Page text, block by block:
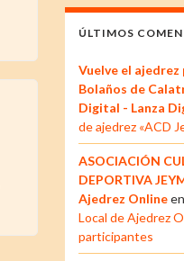
ÚLTIMOS
Vuelve el ajedrez
Bolaños de
Digital - Lanza
de ajedrez «ACD
ASOCIACIÓN
DEPORTIVA
Ajedrez Onlineen
Local de Ajedrez
participantes